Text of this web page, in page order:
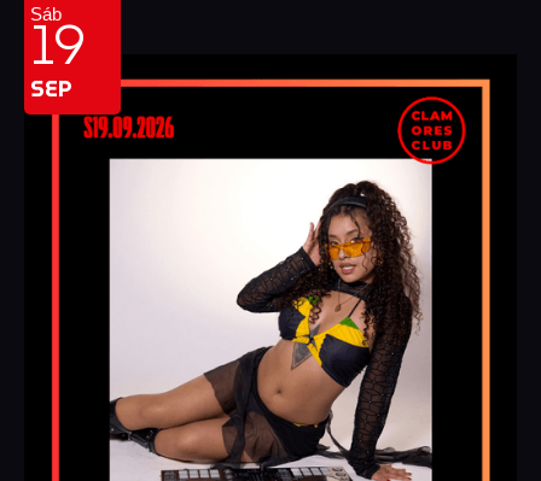
Sáb
19
SEP